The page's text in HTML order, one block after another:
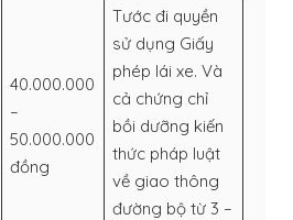
40.000.000
–
50.000.000
đồng
Tước đi quyền
sử dụng Giấy
phép lái xe. Và
cả chứng chỉ
bồi dưỡng kiến
thức pháp luật
về giao thông
đường bộ từ 3 –